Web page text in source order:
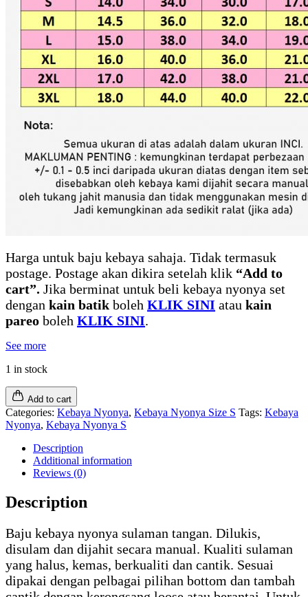
Harga untuk baju kebaya sahaja. Tidak termasuk
postage. Postage akan dikira setelah klik “Add to
cart”. Jika berminat untuk beli kebaya nyonya set
dengan kain batik boleh KLIK SINI atau kain
pareo boleh KLIK SINI.
See more
1 in stock
Add to cart
Categories: Kebaya Nyonya, Kebaya Nyonya Size S Tags: Kebaya
Nyonya, Kebaya Nyonya S
Description
Additional information
Reviews (0)
Description
Baju kebaya nyonya sulaman tangan. Dilukis,
disulam dan dijahit secara manual. Kualiti sulaman
yang halus, kemas, berkualiti dan cantik. Sesuai
dipakai dengan pelbagai pilihan bottom dan tambah